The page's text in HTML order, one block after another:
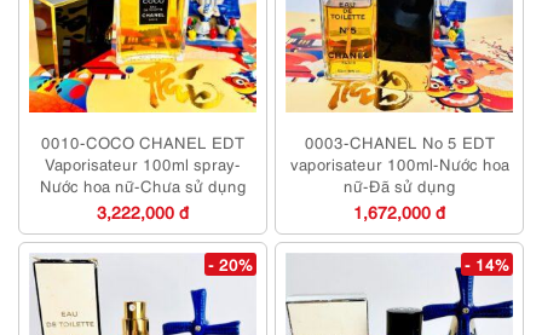
0010-COCO CHANEL EDT
Vaporisateur 100ml spray-
Nước hoa nữ-Chưa sử dụng
3,222,000 đ
0003-CHANEL No 5 EDT
vaporisateur 100ml-Nước hoa
nữ-Đã sử dụng
1,672,000 đ
- 20% - 14%